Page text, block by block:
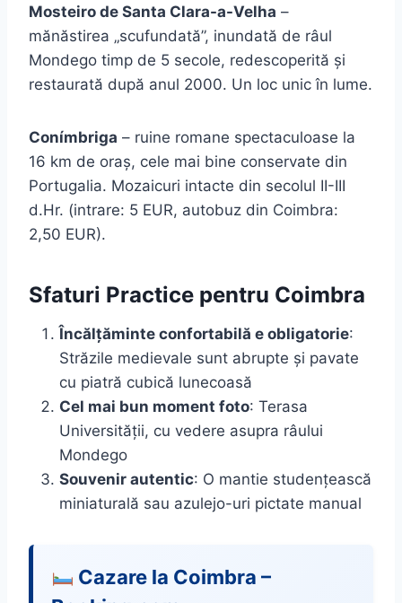
Mosteiro de Santa Clara-a-Velha –
mănăstirea „scufundată”, inundată de râul
Mondego timp de 5 secole, redescoperită și
restaurată după anul 2000. Un loc unic în lume.
Conímbriga – ruine romane spectaculoase la
16 km de oraș, cele mai bine conservate din
Portugalia. Mozaicuri intacte din secolul II-III
d.Hr. (intrare: 5 EUR, autobuz din Coimbra:
2,50 EUR).
Sfaturi Practice pentru Coimbra
Încălțăminte confortabilă e obligatorie:
Străzile medievale sunt abrupte și pavate
cu piatră cubică lunecoasă
Cel mai bun moment foto: Terasa
Universității, cu vedere asupra râului
Mondego
Souvenir autentic: O mantie studențească
miniaturală sau azulejo-uri pictate manual
Cazare la Coimbra –